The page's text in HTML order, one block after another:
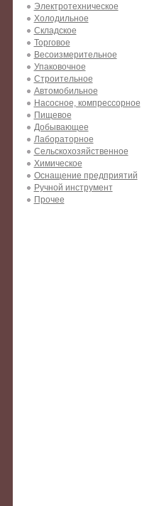
Электротехническое
Холодильное
Складское
Торговое
Весоизмерительное
Упаковочное
Строительное
Автомобильное
Насосное, компрессорное
Пищевое
Добывающее
Лабораторное
Сельскохозяйственное
Химическое
Оснащение предприятий
Ручной инструмент
Прочее